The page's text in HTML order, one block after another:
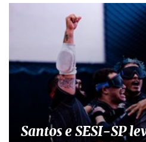
Santos e SESI-SP